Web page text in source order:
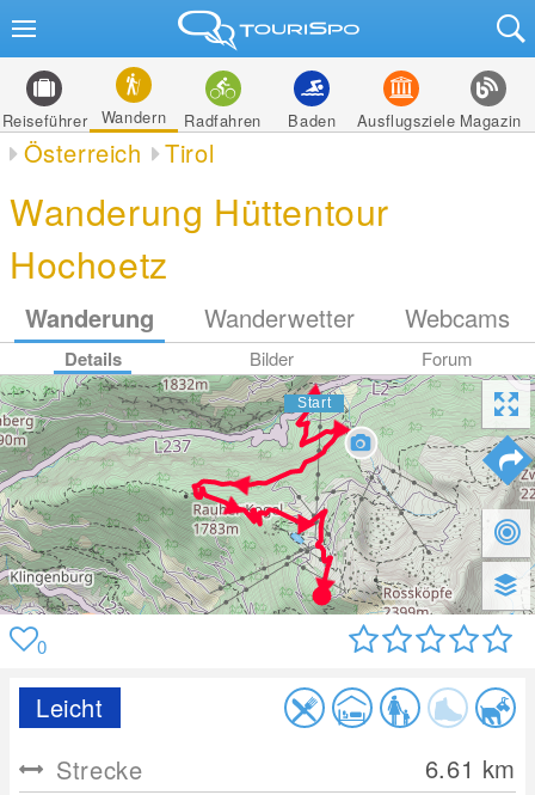
Reiseführer Wandern Radfahren Baden Ausflugsziele Magazin
Österreich Tirol
Wanderung Hüttentour
Hochoetz
Wanderung Wanderwetter Webcams
Details Bilder Forum
0
Leicht
Strecke
6.61 km